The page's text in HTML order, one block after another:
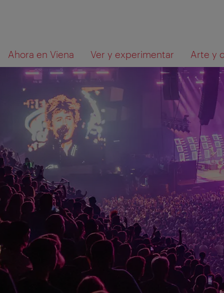
la
navegación
contenido
Ahora en Viena Ver y experimentar Arte y
Qué
está
buscando?